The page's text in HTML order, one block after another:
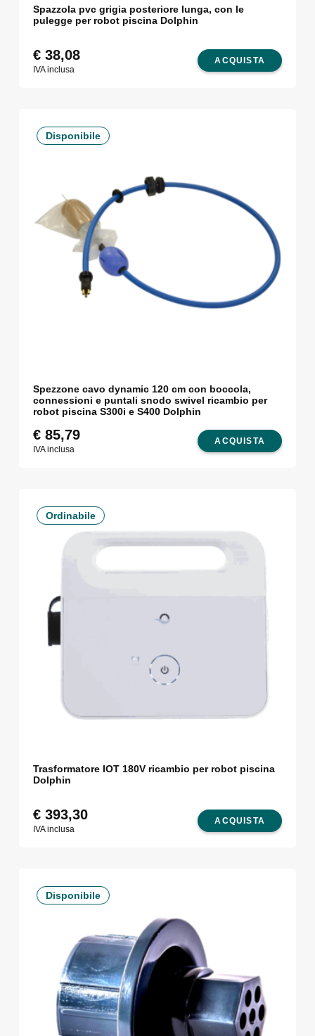
Spazzola pvc grigia posteriore lunga, con le
pulegge per robot piscina Dolphin
ACQUISTA
€38,08
IVA inclusa
Disponibile
Spezzone cavo dynamic 120 cm con boccola,
connessioni e puntali snodo swivel ricambio per
robot piscina S300i e S400 Dolphin
ACQUISTA
€85,79
IVA inclusa
Ordinabile
Trasformatore IOT 180V ricambio per robot piscina
Dolphin
ACQUISTA
€393,30
IVA inclusa
Disponibile